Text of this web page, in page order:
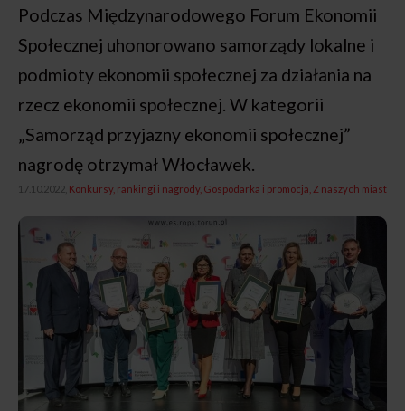
Podczas Międzynarodowego Forum Ekonomii
Społecznej uhonorowano samorządy lokalne i
podmioty ekonomii społecznej za działania na
rzecz ekonomii społecznej. W kategorii
„Samorząd przyjazny ekonomii społecznej”
nagrodę otrzymał Włocławek.
17.10.2022, Konkursy, rankingi i nagrody Gospodarka i promocja Z naszych miast